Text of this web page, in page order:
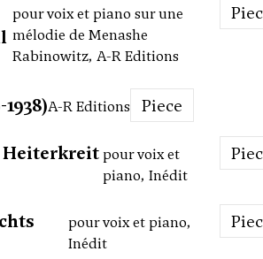
pour voix et piano sur une
mélodie de Menashe
Rabinowitz, A-R Editions
A-R Editions Piece
Heiterkreit pour voix et
piano, Inédit
pour voix et piano,
Inédit